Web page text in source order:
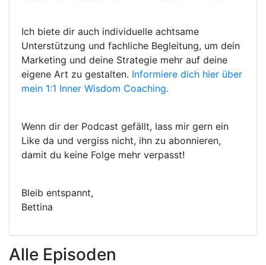
Ich biete dir auch individuelle achtsame
Unterstützung und fachliche Begleitung, um dein
Marketing und deine Strategie mehr auf deine
eigene Art zu gestalten. Informiere dich hier über
mein 1:1 Inner Wisdom Coaching.
Wenn dir der Podcast gefällt, lass mir gern ein
Like da und vergiss nicht, ihn zu abonnieren,
damit du keine Folge mehr verpasst!
Bleib entspannt,
Bettina
Alle Episoden